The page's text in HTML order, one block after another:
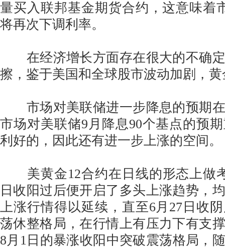
量买入联邦基金期货合约，这意味着
将再次下调利率。
在经济增长方面存在很大的不确定
擦，鉴于美国和全球股市波动加剧，
市场对美联储进一步降息的预期在
市场对美联储9月降息90个基点的预
利好的，因此还有进一步上涨的空间。
美黄金12合约在日线的形态上做
日收阳过后便开启了多头上涨趋势，
上涨行情得以延续，直至6月27日收
荡休整格局，在行情上有压力下有支
8月1日的暴涨收阳中突破震荡格局，